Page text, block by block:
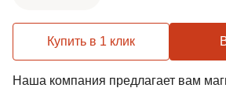
Купить в 1 клик
Наша компания предлагает вам